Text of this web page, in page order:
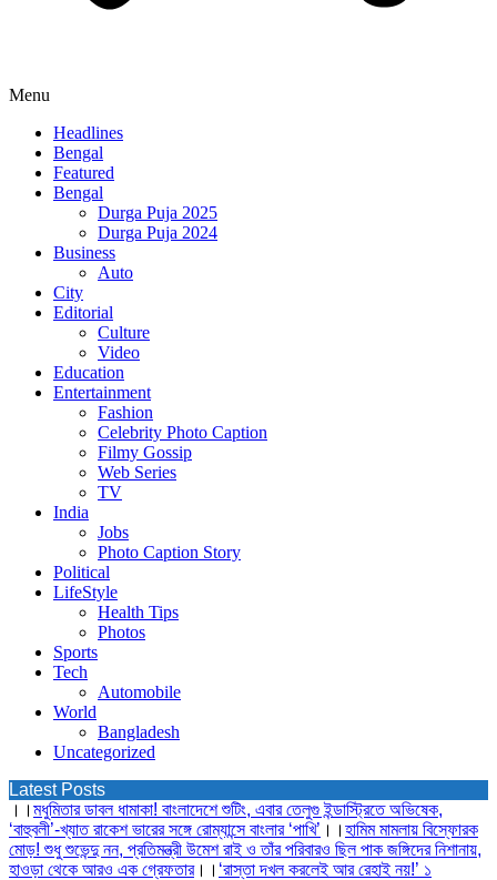
Menu
Headlines
Bengal
Featured
Bengal
Durga Puja 2025
Durga Puja 2024
Business
Auto
City
Editorial
Culture
Video
Education
Entertainment
Fashion
Celebrity Photo Caption
Filmy Gossip
Web Series
TV
India
Jobs
Photo Caption Story
Political
LifeStyle
Health Tips
Photos
Sports
Tech
Automobile
World
Bangladesh
Uncategorized
Latest Posts
।। মধুমিতার ডাবল ধামাকা! বাংলাদেশে শুটিং, এবার তেলুগু ইন্ডাস্ট্রিতে অভিষেক,
‘বাহুবলী’-খ্যাত রাকেশ ভারের সঙ্গে রোম্যান্সে বাংলার ‘পাখি’ ।। হামিম মামলায় বিস্ফোরক
মোড়! শুধু শুভেন্দু নন, প্রতিমন্ত্রী উমেশ রাই ও তাঁর পরিবারও ছিল পাক জঙ্গিদের নিশানায়,
হাওড়া থেকে আরও এক গ্রেফতার।। ‘রাস্তা দখল করলেই আর রেহাই নয়!’ ১